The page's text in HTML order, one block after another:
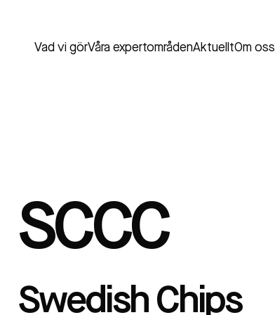
Vad vi görVåra expertområdenAktuelltOm oss
SCCC
Swedish Chips